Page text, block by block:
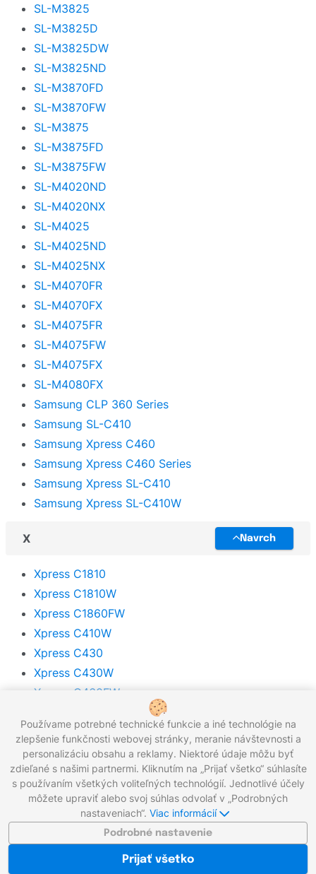
SL-M3825
SL-M3825D
SL-M3825DW
SL-M3825ND
SL-M3870FD
SL-M3870FW
SL-M3875
SL-M3875FD
SL-M3875FW
SL-M4020ND
SL-M4020NX
SL-M4025
SL-M4025ND
SL-M4025NX
SL-M4070FR
SL-M4070FX
SL-M4075FR
SL-M4075FW
SL-M4075FX
SL-M4080FX
Samsung CLP 360 Series
Samsung SL-C410
Samsung Xpress C460
Samsung Xpress C460 Series
Samsung Xpress SL-C410
Samsung Xpress SL-C410W
X Navrch
Xpress C1810
Xpress C1810W
Xpress C1860FW
Xpress C410W
Xpress C430
Xpress C430W
Xpress C460FW
Xpress C480
Xpress C480FN
Xpress C480FW
Xpress C480W
Xpress M2000 Series
Xpress M2020
Používame potrebné technické funkcie a iné technológie na
zlepšenie funkčnosti webovej stránky, meranie návštevnosti a
personalizáciu obsahu a reklamy. Niektoré údaje môžu byť
zdieľané s našimi partnermi. Kliknutím na „Prijať všetko“ súhlasíte
s používaním všetkých voliteľných technológií. Jednotlivé účely
môžete upraviť alebo svoj súhlas odvolať v „Podrobných
nastaveniach“. Viac informácií
Podrobné nastavenie
Prijať všetko